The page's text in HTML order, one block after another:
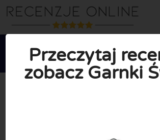
Przeczytaj
zobacz Garnki